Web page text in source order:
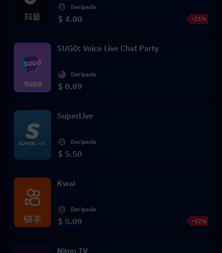
Daripada
$ 4.80 -21%
SUGO: Voice Live Chat Party
Daripada
$ 0.89
SuperLive
Daripada
$ 5.50
Kwai
Daripada
$ 5.09 -12%
Nimo TV